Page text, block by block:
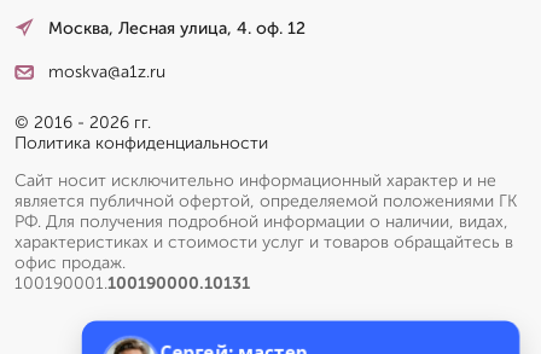
Москва, Лесная улица, 4. оф. 12
moskva@a1z.ru
© 2016 - 2026 гг.
Политика конфиденциальности
Сайт носит исключительно информационный характер и не
является публичной офертой, определяемой положениями ГК
РФ. Для получения подробной информации о наличии, видах,
характеристиках и стоимости услуг и товаров обращайтесь в
офис продаж.
100190001.100190000.10131